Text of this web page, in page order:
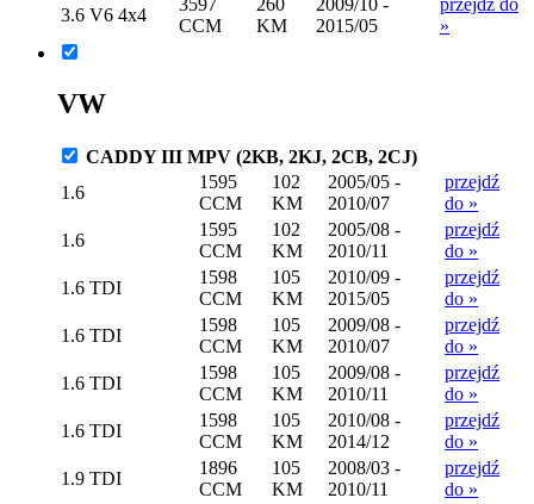
3.6 V6 4x4
3597
CCM
260
KM
2009/10 -
2015/05
przejdź do
»
VW
CADDY III MPV (2KB, 2KJ, 2CB, 2CJ)
1.6
1595
CCM
102
KM
2005/05 -
2010/07
przejdź
do »
1.6
1595
CCM
102
KM
2005/08 -
2010/11
przejdź
do »
1.6 TDI
1598
CCM
105
KM
2010/09 -
2015/05
przejdź
do »
1.6 TDI
1598
CCM
105
KM
2009/08 -
2010/07
przejdź
do »
1.6 TDI
1598
CCM
105
KM
2009/08 -
2010/11
przejdź
do »
1.6 TDI
1598
CCM
105
KM
2010/08 -
2014/12
przejdź
do »
1.9 TDI
1896
CCM
105
KM
2008/03 -
2010/11
przejdź
do »